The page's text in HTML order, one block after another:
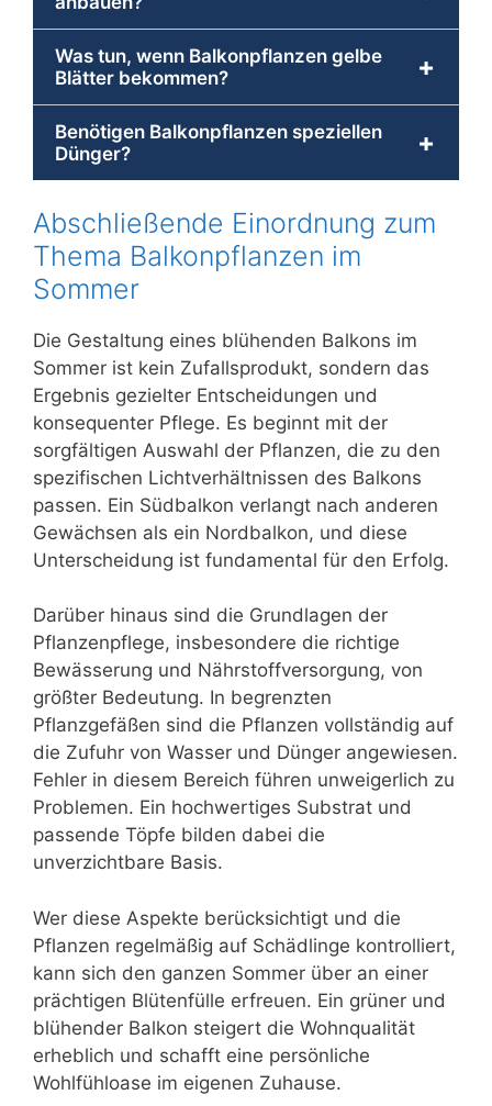
Was tun, wenn Balkonpflanzen gelbe
Blätter bekommen?
+
Benötigen Balkonpflanzen speziellen
Dünger?
+
Abschließende Einordnung zum
Thema Balkonpflanzen im
Sommer
Die Gestaltung eines blühenden Balkons im
Sommer ist kein Zufallsprodukt, sondern das
Ergebnis gezielter Entscheidungen und
konsequenter Pflege. Es beginnt mit der
sorgfältigen Auswahl der Pflanzen, die zu den
spezifischen Lichtverhältnissen des Balkons
passen. Ein Südbalkon verlangt nach anderen
Gewächsen als ein Nordbalkon, und diese
Unterscheidung ist fundamental für den Erfolg.
Darüber hinaus sind die Grundlagen der
Pflanzenpflege, insbesondere die richtige
Bewässerung und Nährstoffversorgung, von
größter Bedeutung. In begrenzten
Pflanzgefäßen sind die Pflanzen vollständig auf
die Zufuhr von Wasser und Dünger angewiesen.
Fehler in diesem Bereich führen unweigerlich zu
Problemen. Ein hochwertiges Substrat und
passende Töpfe bilden dabei die
unverzichtbare Basis.
Wer diese Aspekte berücksichtigt und die
Pflanzen regelmäßig auf Schädlinge kontrolliert,
kann sich den ganzen Sommer über an einer
prächtigen Blütenfülle erfreuen. Ein grüner und
blühender Balkon steigert die Wohnqualität
erheblich und schafft eine persönliche
Wohlfühloase im eigenen Zuhause.